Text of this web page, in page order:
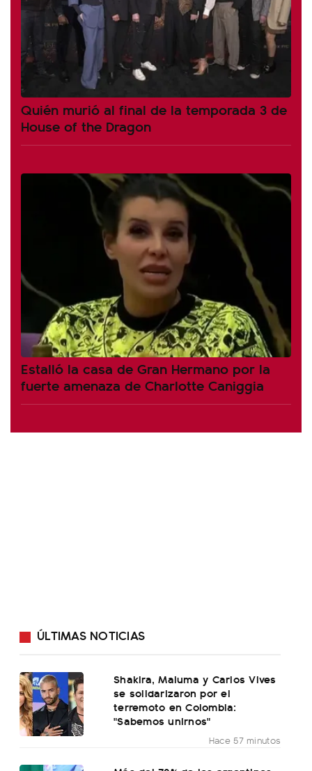
Quién murió al final de la temporada 3 de
House of the Dragon
Estalló la casa de Gran Hermano por la
fuerte amenaza de Charlotte Caniggia
ÚLTIMAS NOTICIAS
Shakira, Maluma y Carlos Vives
se solidarizaron por el
terremoto en Colombia:
"Sabemos unirnos"
Hace 57 minutos